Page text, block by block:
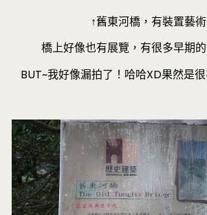
↑舊東河橋，有裝置藝術
橋上好像也有展覽，有很多早期
BUT~我好像漏拍了！哈哈XD果然是